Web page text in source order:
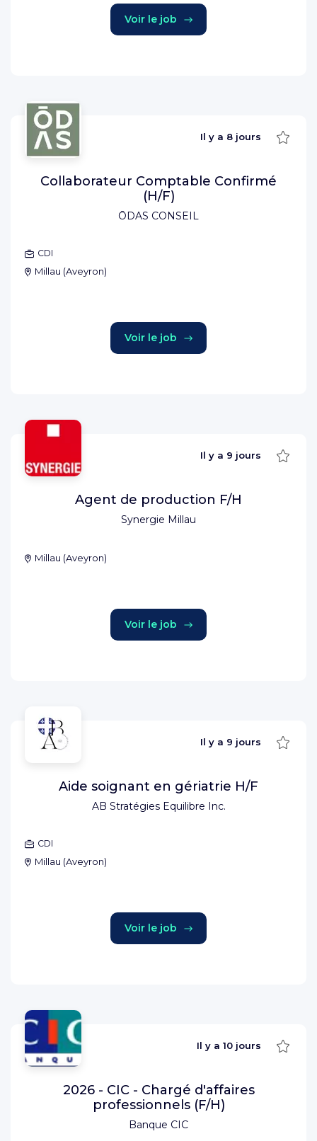
Voir le job
ŌDAS CONSEIL
Il y a 8 jours
Collaborateur Comptable Confirmé
(H/F)
CDI
Millau (Aveyron)
Voir le job
Synergie Millau
Il y a 9 jours
Agent de production F/H
Millau (Aveyron)
Voir le job
AB Stratégies Equilibre Inc.
Il y a 9 jours
Aide soignant en gériatrie H/F
CDI
Millau (Aveyron)
Voir le job
Banque CIC
Il y a 10 jours
2026 - CIC - Chargé d'affaires
professionnels (F/H)